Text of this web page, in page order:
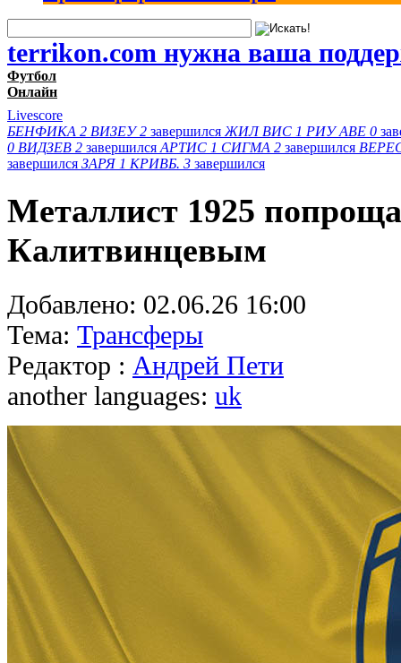
terrikon.com нужна ваша
Футбол
Онлайн
Livescore
БЕНФИКА 2 ВИЗЕУ 2 завершился ЖИЛ ВИС 1 РИУ АВЕ 0
0 ВИДЗЕВ 2 завершился АРТИС 1 СИГМА 2 завершился
завершился ЗАРЯ 1 КРИВБ. 3 завершился
Металлист 1925
Калитвинцевым
Добавлено: 02.06.26 16:00
Тема: Трансферы
Редактор : Андрей Пети
another languages: uk